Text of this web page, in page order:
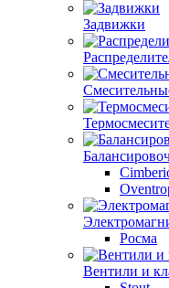
Задвижки
Росма
Вентили и